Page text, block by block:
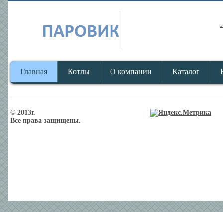
Главная Котлы О компании Каталог
© 2013г.
Все права защищены.